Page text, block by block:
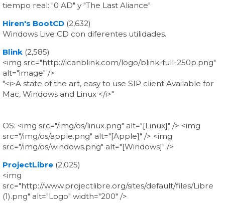
tiempo real: "0 AD" y "The Last Aliance"
Hiren's BootCD (2,632)
Windows Live CD con diferentes utilidades.
Blink (2,585)
<img src="http://icanblink.com/logo/blink-full-250p.png"
alt="image" />
"<i>A state of the art, easy to use SIP client Available for
Mac, Windows and Linux </i>"
OS: <img src="/img/os/linux.png" alt="[Linux]" /> <img
src="/img/os/apple.png" alt="[Apple]" /> <img
src="/img/os/windows.png" alt="[Windows]" />
ProjectLibre (2,025)
<img
src="http://www.projectlibre.org/sites/default/files/Libre
(1).png" alt="Logo" width="200" />